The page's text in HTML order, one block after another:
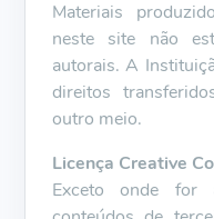
Materiais
neste site não
autorais. A
direitos
outro meio.
Licença Creative
Exceto onde for